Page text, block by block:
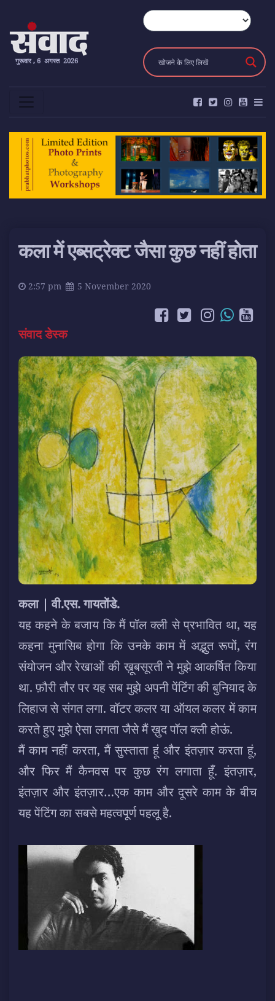
गुरूवार , 6 अगस्त 2026
कला में एब्सट्रेक्ट जैसा कुछ नहीं होता
2:57 pm 5 November 2020
संवाद डेस्क
कला | वी.एस. गायतोंडे.
यह कहने के बजाय कि मैं पॉल क्ली से प्रभावित था, यह
कहना मुनासिब होगा कि उनके काम में अद्भुत रूपों, रंग
संयोजन और रेखाओं की ख़ूबसूरती ने मुझे आकर्षित किया
था. फ़ौरी तौर पर यह सब मुझे अपनी पेंटिंग की बुनियाद के
लिहाज से संगत लगा. वॉटर कलर या ऑयल कलर में काम
करते हुए मुझे ऐसा लगता जैसे मैं ख़ुद पॉल क्ली होऊं.
मैं काम नहीं करता, मैं सुस्ताता हूं और इंतज़ार करता हूं,
और फिर मैं कैनवस पर कुछ रंग लगाता हूँ. इंतज़ार,
इंतज़ार और इंतज़ार…एक काम और दूसरे काम के बीच
यह पेंटिंग का सबसे महत्वपूर्ण पहलू है.